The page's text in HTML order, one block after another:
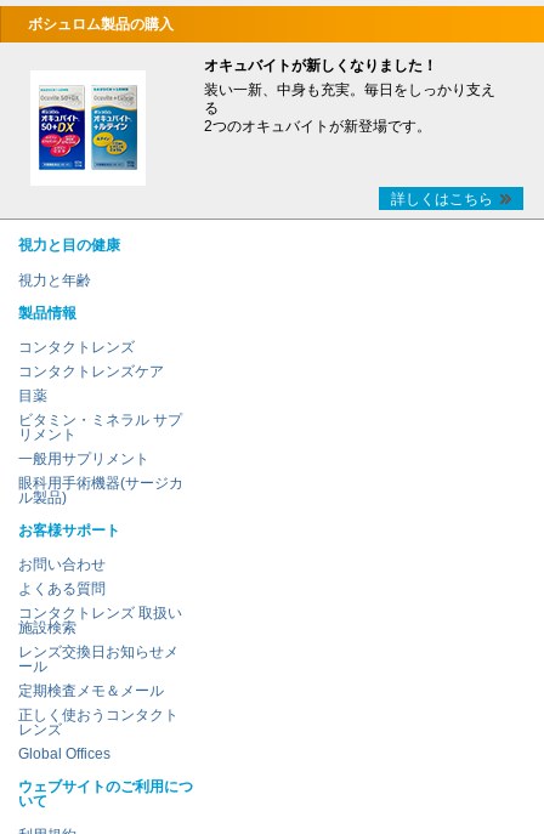
ボシュロム製品の購入
オキュバイトが新しくなりました！
装い一新、中身も充実。毎日をしっかり支え
る
2つのオキュバイトが新登場です。
詳しくはこちら
視力と目の健康
視力と年齢
製品情報
コンタクトレンズ
コンタクトレンズケア
目薬
ビタミン・ミネラル サプ
リメント
一般用サプリメント
眼科用手術機器(サージカ
ル製品)
お客様サポート
お問い合わせ
よくある質問
コンタクトレンズ 取扱い
施設検索
レンズ交換日お知らせメ
ール
定期検査メモ＆メール
正しく使おうコンタクト
レンズ
Global Offices
ウェブサイトのご利用につ
いて